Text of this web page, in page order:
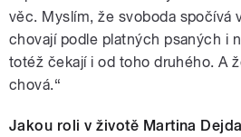
věc. Myslím, že svoboda spočívá
chovají podle platných psaných i
totéž čekají i od toho druhého. A
chová.“
Jakou roli v životě Martina